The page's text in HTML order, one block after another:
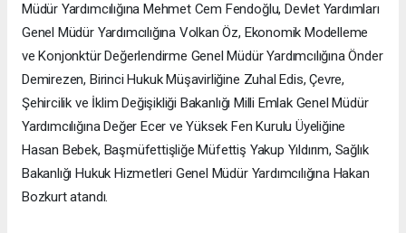
Müdür Yardımcılığına Mehmet Cem Fendoğlu, Devlet Yardımları
Genel Müdür Yardımcılığına Volkan Öz, Ekonomik Modelleme
ve Konjonktür Değerlendirme Genel Müdür Yardımcılığına Önder
Demirezen, Birinci Hukuk Müşavirliğine Zuhal Edis, Çevre,
Şehircilik ve İklim Değişikliği Bakanlığı Milli Emlak Genel Müdür
Yardımcılığına Değer Ecer ve Yüksek Fen Kurulu Üyeliğine
Hasan Bebek, Başmüfettişliğe Müfettiş Yakup Yıldırım, Sağlık
Bakanlığı Hukuk Hizmetleri Genel Müdür Yardımcılığına Hakan
Bozkurt atandı.